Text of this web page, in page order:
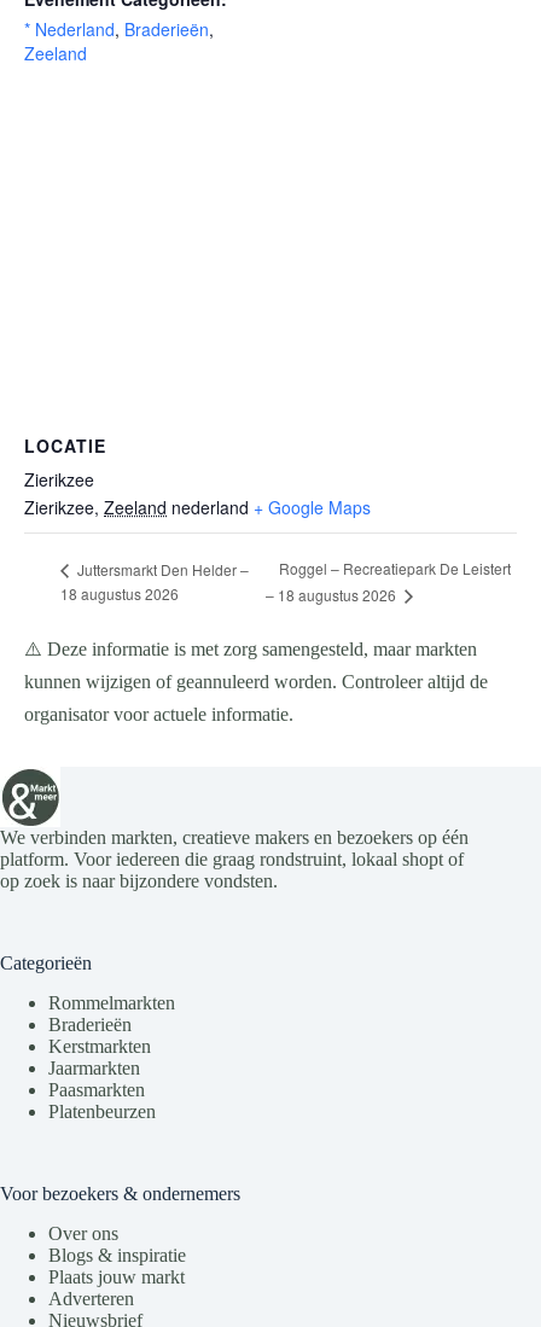
* Nederland, Braderieën,
Zeeland
LOCATIE
Zierikzee
Zierikzee, Zeeland nederland + Google Maps
Juttersmarkt Den Helder –
18 augustus 2026
Roggel – Recreatiepark De Leistert
– 18 augustus 2026
⚠️ Deze informatie is met zorg samengesteld, maar markten
kunnen wijzigen of geannuleerd worden. Controleer altijd de
organisator voor actuele informatie.
We verbinden markten, creatieve makers en bezoekers op één
platform. Voor iedereen die graag rondstruint, lokaal shopt of
op zoek is naar bijzondere vondsten.
Categorieën
Rommelmarkten
Braderieën
Kerstmarkten
Jaarmarkten
Paasmarkten
Platenbeurzen
Voor bezoekers & ondernemers
Over ons
Blogs & inspiratie
Plaats jouw markt
Adverteren
Nieuwsbrief